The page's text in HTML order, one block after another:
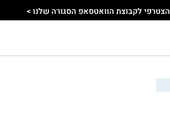
הצטרפי לקבוצת הוואטסאפ הסגורה שלנו >